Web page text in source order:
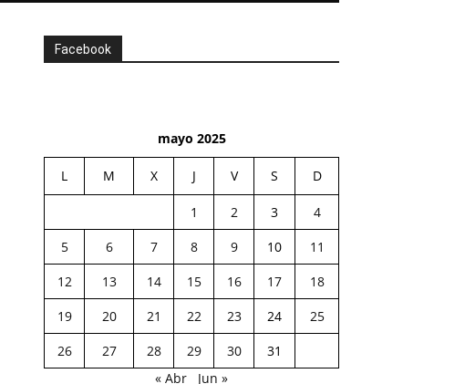
Facebook
mayo 2025
L M X J V S D
1 2 3
4
5
6 7 8 9 10
11
12
13 14 15 16 17
18
19
20 21 22 23 24
25
26
27 28 29 30
31
« Abr
Jun »